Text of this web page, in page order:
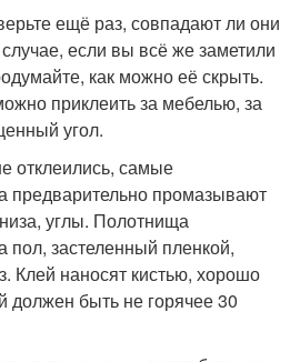
ещё раз, совпадают ли они
если вы всё же заметили
как можно её скрыть.
приклеить за мебелью, за
угол.
отклеились, самые
предварительно промазывают
углы. Полотнища
пол, застеленный пленкой,
Клей наносят кистью, хорошо
должен быть не горячее 30